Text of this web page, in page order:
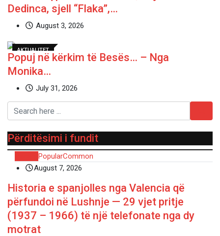
Dedinca, sjell “Flaka”,…
August 3, 2026
AKTUALITET
Popuj në kërkim të Besës… – Nga
Monika…
July 31, 2026
Përditësimi i fundit
PopularCommon
August 7, 2026
Historia e spanjolles nga Valencia që
përfundoi në Lushnje — 29 vjet pritje
(1937 – 1966) të një telefonate nga dy
motrat